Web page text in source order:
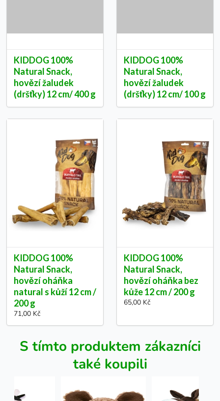
KIDDOG 100%
Natural Snack,
hovězí žaludek
(dršťky) 12 cm/ 400 g
KIDDOG 100%
Natural Snack,
hovězí žaludek
(dršťky) 12 cm/ 100 g
KIDDOG 100%
Natural Snack,
hovězí oháňka
natural s kůží 12 cm /
200 g
71,00 Kč
KIDDOG 100%
Natural Snack,
hovězí oháňka bez
kůže 12 cm / 200 g
65,00 Kč
S tímto produktem zákazníci
také koupili